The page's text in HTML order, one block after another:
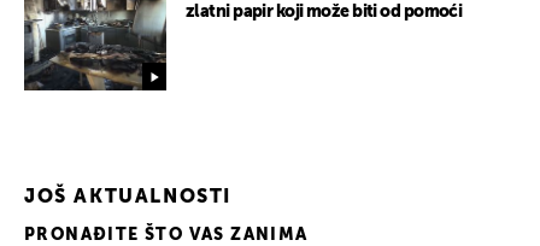
zlatni papir koji može biti od pomoći
JOŠ AKTUALNOSTI
PRONAĐITE ŠTO VAS ZANIMA